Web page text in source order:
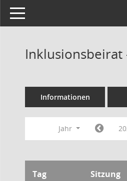
Toggle navigation
Inklusionsbeirat
Informationen
Jahr
Tag Sitzung